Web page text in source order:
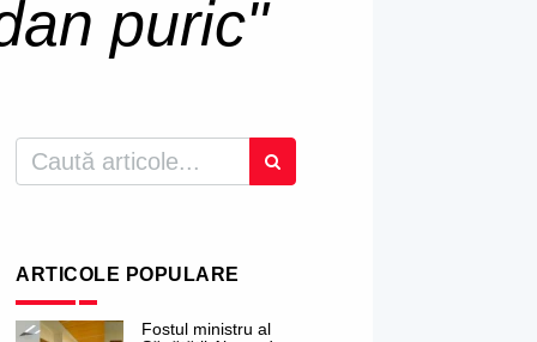
puric"
ARTICOLE POPULARE
Fostul ministru al